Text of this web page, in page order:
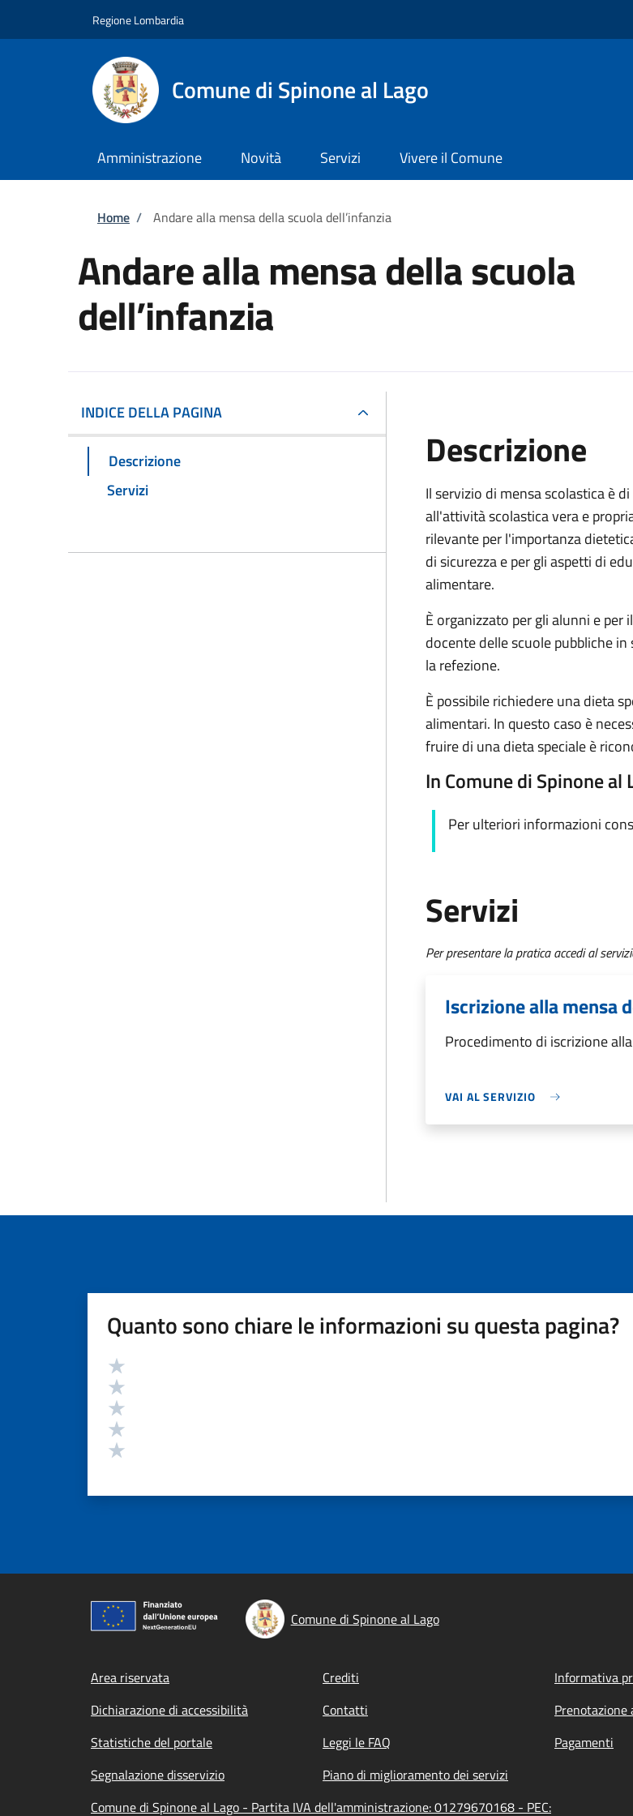
Regione Lombardia
Comune di Spinone al Lago
Amministrazione Novità Servizi Vivere il Comune
Briciole di pane
Home / Andare alla mensa della scuola dell’infanzia
Andare alla mensa della scuola
dell’infanzia
INDICE DELLA PAGINA
Descrizione
Servizi
Descrizione
Il servizio di mensa scolastica è
all'attività scolastica vera e
rilevante per l'importanza
di sicurezza e per gli aspetti di
alimentare.
È organizzato per gli alunni e per
docente delle scuole pubbliche
la refezione.
È possibile richiedere una dieta
alimentari. In questo caso è
fruire di una dieta speciale è
In Comune di Spinone al
Per ulteriori informazioni
Servizi
Per presentare la pratica accedi al
Iscrizione alla mensa
Procedimento di iscrizione
VAI AL SERVIZIO
Quanto sono chiare le informazioni su questa pagina?
Valutazione
Comune di Spinone al Lago
Footer menu
Area riservata Crediti Informativa
Dichiarazione di accessibilità
Contatti
Statistiche del portale
Leggi le FAQ Pagamenti
Segnalazione disservizio
Piano di miglioramento dei servizi
Comune di Spinone al Lago - Partita IVA dell'amministrazione: 01279670168 - PEC: